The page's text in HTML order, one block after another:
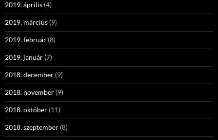
2019. április (4)
2019. március (9)
2019. február (8)
2019. január (7)
2018. december (9)
2018. november (9)
2018. október (11)
2018. szeptember (8)